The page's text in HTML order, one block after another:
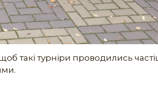
такі турніри проводились